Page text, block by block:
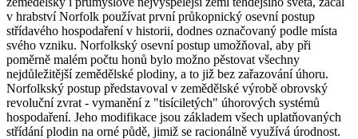
v hrabství Norfolk používat první průkopnický osevní postup
střídavého hospodaření v historii, dodnes označovaný podle místa
svého vzniku. Norfolkský osevní postup umožňoval, aby při
poměrně malém počtu honů bylo možno pěstovat všechny
nejdůležitější zemědělské plodiny, a to již bez zařazování úhoru.
Norfolkský postup představoval v zemědělské výrobě obrovský
revoluční zvrat - vymanění z "tisíciletých" úhorových systémů
hospodaření. Jeho modifikace jsou základem všech uplatňovaných
střídání plodin na orné půdě, jimiž se racionálně využívá úrodnost.